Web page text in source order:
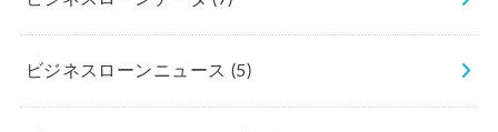
ビジネスローンニュース (5)